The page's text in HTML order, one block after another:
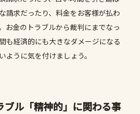
請求だったり、料金をお客様が払わ
お金のトラブルから裁判にまでなっ
も経済的にも大きなダメージになる
ように気を付けましょう。
ブル「精神的」に関わる事